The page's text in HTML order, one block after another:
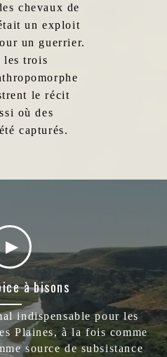
chevaux de
un exploit
un guerrier.
les trois
le récit
où des
capturés.
à bisons
indispensable pour les
Plaines, à la fois comme
source de subsistance